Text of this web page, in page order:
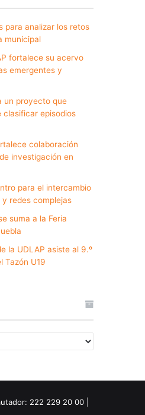
para analizar los retos
municipal
fortalece su acervo
emergentes y
un proyecto que
clasificar episodios
colaboración
investigación en
para el intercambio
redes complejas
suma a la Feria
la UDLAP asiste al 9.º
Tazón U19
222 229 20 00 |